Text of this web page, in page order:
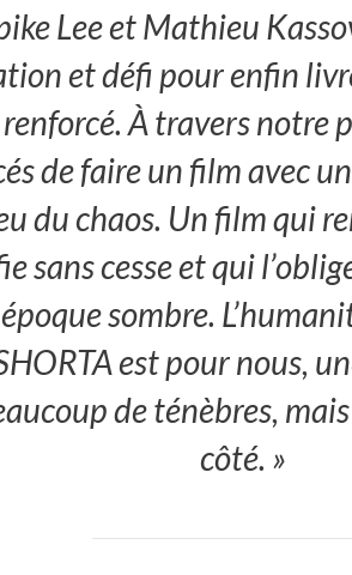
Lee et Mathieu
et défi pour enfin
À travers notre
de faire un film avec
du chaos. Un film qui
sans cesse et qui
sombre.
est pour nous,
de ténèbres,
côté. »